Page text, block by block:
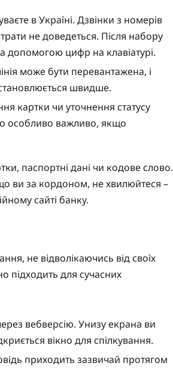
в Україні. Дзвінки з номерів
не доведеться. Після набору
допомогою цифр на клавіатурі.
може бути перевантажена, і
швидше.
картки чи уточнення статусу
особливо важливо, якщо
паспортні дані чи кодове слово.
ви за кордоном, не хвилюйтеся –
сайті банку.
не відволікаючись від своїх
підходить для сучасних
вебверсію. Унизу екрана ви
вікно для спілкування.
приходить зазвичай протягом